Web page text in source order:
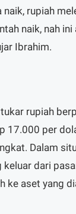
rupiah
naik, nah
Ibrahim.
rupiah
17.000 per
Dalam
dari
ke aset yang